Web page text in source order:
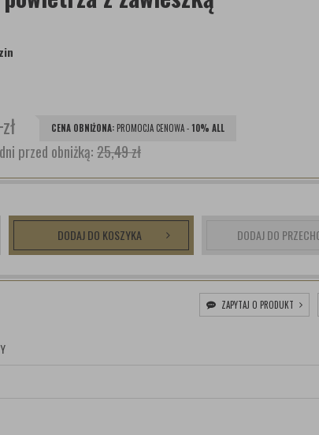
zł CENA OBNIŻONA: PROMOCJA CENOWA -10% ALL
przed obniżką:25,49 zł
DODAJ DO KOSZYKA DODAJ DO
ZAPYTAJ O PRODUKT